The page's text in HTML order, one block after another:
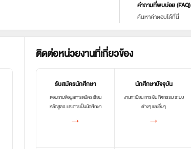
คำถามที่พบบ่อย (FAQ)
ค้นหาคำตอบได้ที่นี่
ติดต่อหน่วยงานที่เกี่ยวข้อง
รับสมัครนักศึกษา
สอบถามข้อมูลการสมัครเรียน
หลักสูตร และการเป็นนักศึกษา
→
นักศึกษาปัจจุบัน
งานทะเบียน การเงิน กิจกรรม ระบบ
ต่างๆ และอื่นๆ
→